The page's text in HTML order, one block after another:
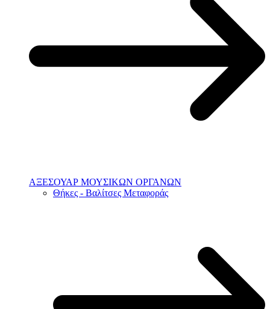
ΑΞΕΣΟΥΑΡ ΜΟΥΣΙΚΩΝ ΟΡΓΑΝΩΝ
Θήκες - Βαλίτσες Μεταφοράς